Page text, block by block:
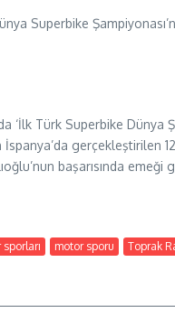
Superbike
‘İlk Türk Superbike
İspanya’da
başarısında
motor sporu Toprak